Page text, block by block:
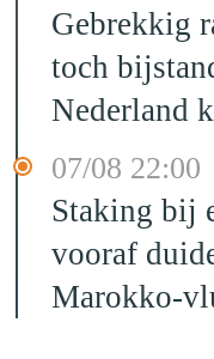
Gebrekkig
toch
Nederland
07/08 22:00
Staking bij
vooraf
Marokko-